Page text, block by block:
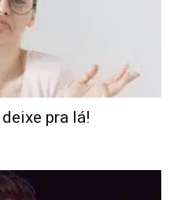
pra lá!